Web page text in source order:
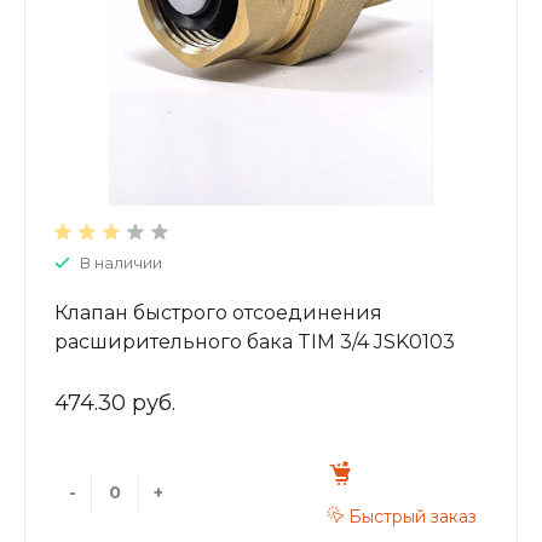
В наличии
Клапан быстрого отсоединения
расширительного бака TIM 3/4 JSK0103
474.30 руб.
-
+
Быстрый заказ